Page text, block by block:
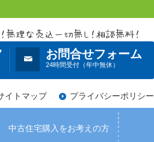
お問合せフォーム
24時間受付（年中無休）
中古住宅購入をお考えの方
イトマップ プライバシーポリシー